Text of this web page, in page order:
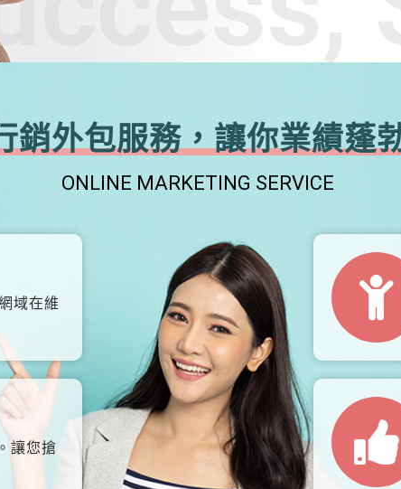
銷外包服務，讓你業績蓬
ONLINE MARKETING SERVICE
域在維
讓您搶